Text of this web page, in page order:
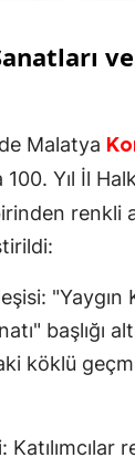
Malatya
100. Yıl İl
renkli
"Yaygın
başlığı
köklü